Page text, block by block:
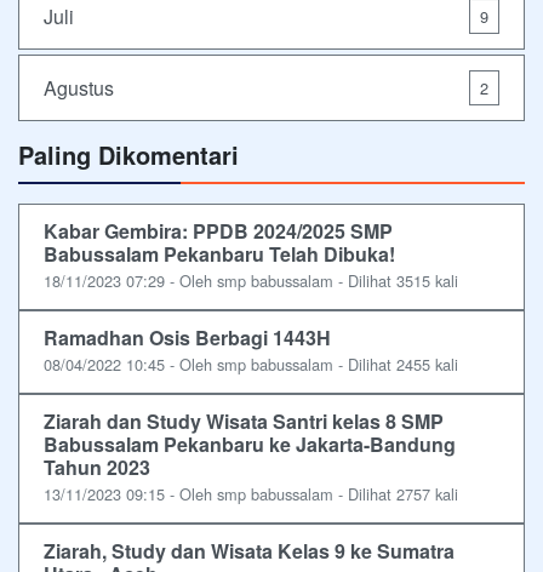
Juli 9
Agustus 2
Paling Dikomentari
Kabar Gembira: PPDB 2024/2025 SMP
Babussalam Pekanbaru Telah Dibuka!
18/11/2023 07:29 - Oleh smp babussalam - Dilihat 3515 kali
Ramadhan Osis Berbagi 1443H
08/04/2022 10:45 - Oleh smp babussalam - Dilihat 2455 kali
Ziarah dan Study Wisata Santri kelas 8 SMP
Babussalam Pekanbaru ke Jakarta-Bandung
Tahun 2023
13/11/2023 09:15 - Oleh smp babussalam - Dilihat 2757 kali
Ziarah, Study dan Wisata Kelas 9 ke Sumatra